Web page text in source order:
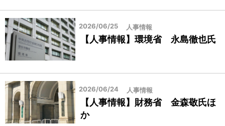
2026/06/25 人事情報
【人事情報】環境省 永島徹也氏
2026/06/24 人事情報
【人事情報】財務省 金森敬氏ほ
か